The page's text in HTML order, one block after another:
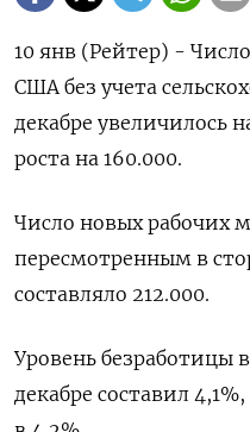
10 янв (Рейтер) -
США без учета
декабре увеличилось
роста на 160.000.
Число новых рабочих
пересмотренным в
составляло 212.000.
Уровень безработицы
декабре составил